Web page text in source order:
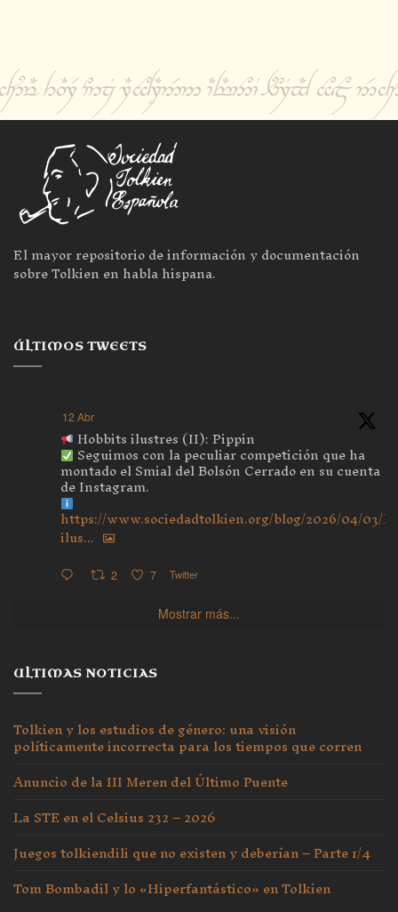
El mayor repositorio de información y documentación
sobre Tolkien en habla hispana.
ÚLTIMOS TWEETS
12 Abr
Hobbits ilustres (II): Pippin
Seguimos con la peculiar competición que ha
montado el Smial del Bolsón Cerrado en su cuenta
de Instagram.
https://www.sociedadtolkien.org/blog/2026/04/03/
ilus...
2 7 Twitter
Mostrar más...
ULTIMAS NOTICIAS
Tolkien y los estudios de género: una visión
políticamente incorrecta para los tiempos que corren
Anuncio de la III Meren del Último Puente
La STE en el Celsius 232 – 2026
Juegos tolkiendili que no existen y deberían – Parte 1/4
Tom Bombadil y lo «Hiperfantástico» en Tolkien